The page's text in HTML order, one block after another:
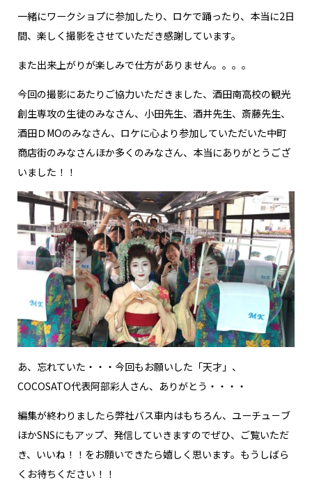
一緒にワークショプに参加したり、ロケで踊ったり、本当に2日
間、楽しく撮影をさせていただき感謝しています。
また出来上がりが楽しみで仕方がありません。。。。
今回の撮影にあたりご協力いただきました、酒田南高校の観光
創生専攻の生徒のみなさん、小田先生、酒井先生、斎藤先生、
酒田ＤMOのみなさん、ロケに心より参加していただいた中町
商店街のみなさんほか多くのみなさん、本当にありがとうござ
いました！！
あ、忘れていた・・・今回もお願いした「天才」、
COCOSATO代表阿部彩人さん、ありがとう・・・・
編集が終わりましたら弊社バス車内はもちろん、ユーチュ－ブ
ほかSNSにもアップ、発信していきますのでぜひ、ご覧いただ
き、いいね！！をお願いできたら嬉しく思います。もうしばら
くお待ちください！！